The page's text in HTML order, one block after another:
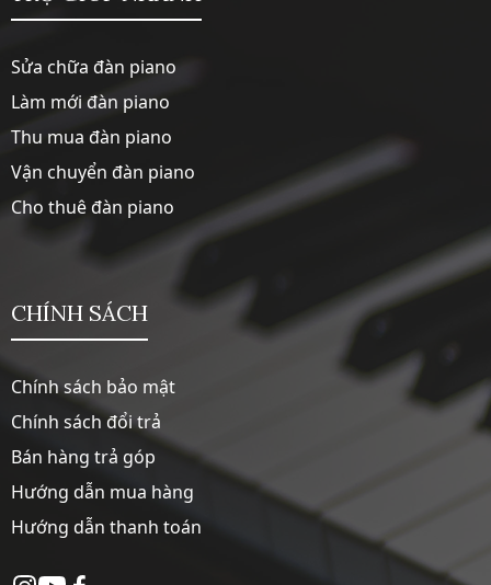
Sửa chữa đàn piano
Làm mới đàn piano
Thu mua đàn piano
Vận chuyển đàn piano
Cho thuê đàn piano
CHÍNH SÁCH
Chính sách bảo mật
Chính sách đổi trả
Bán hàng trả góp
Hướng dẫn mua hàng
Hướng dẫn thanh toán